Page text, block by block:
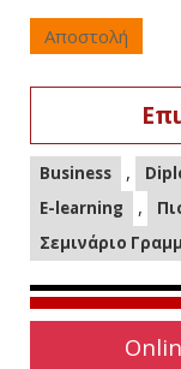
Αποστολή
Business ,
E-learning ,
Σεμινάριο